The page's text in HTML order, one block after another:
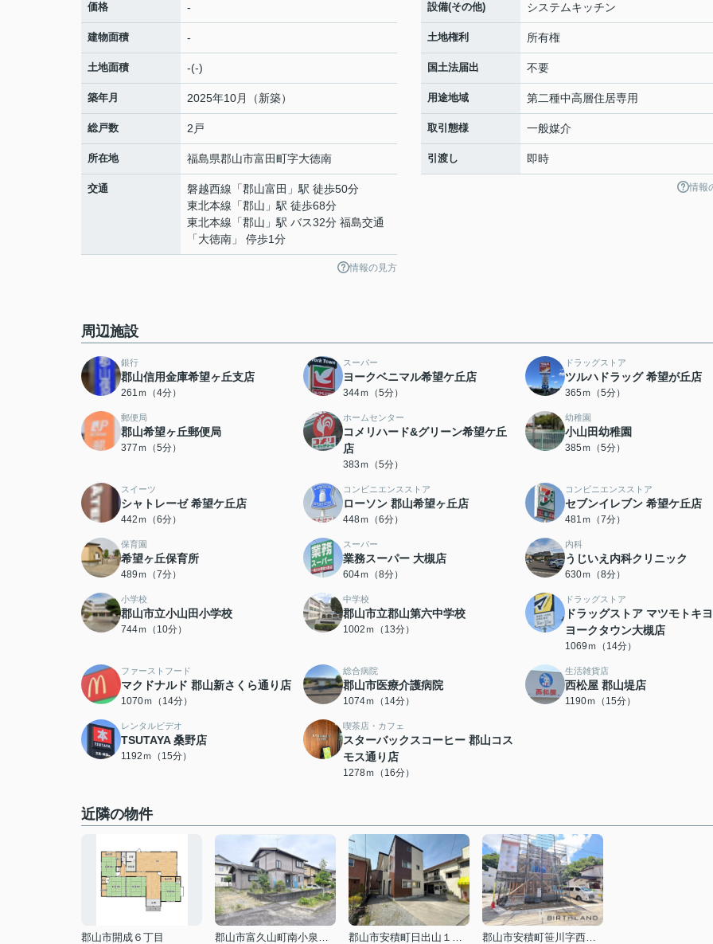
価格 -
建物面積 -
土地面積 -(-)
築年月 2025年10月（新築）
総戸数 2戸
所在地 福島県郡山市富田町字大徳南
交通 磐越西線 「郡山富田 」駅 徒歩50分
東北本線 「郡山 」駅 徒歩68分
東北本線 「郡山 」駅 バス32分 福島交通
「大徳南」 停歩1分
情報の見方
設備(その他) システムキッチン
土地権利 所有権
国土法届出 不要
用途地域 第二種中高層住居専用
取引態様 一般媒介
引渡し 即時
情報
周辺施設
銀行
郡山信用金庫希望ヶ丘支店
261ｍ（4分）
スーパー
ヨークベニマル希望ケ丘店
344ｍ（5分）
ドラッグストア
ツルハドラッグ 希望が丘店
365ｍ（5分）
郵便局
郡山希望ヶ丘郵便局
377ｍ（5分）
ホームセンター
コメリハード&グリーン希望ケ丘
店
383ｍ（5分）
幼稚園
小山田幼稚園
385ｍ（5分）
スイーツ
シャトレーゼ 希望ケ丘店
442ｍ（6分）
コンビニエンスストア
ローソン 郡山希望ヶ丘店
448ｍ（6分）
コンビニエンスストア
セブンイレブン 希望ケ丘店
481ｍ（7分）
保育園
希望ヶ丘保育所
489ｍ（7分）
スーパー
業務スーパー 大槻店
604ｍ（8分）
内科
うじいえ内科クリニック
630ｍ（8分）
小学校
郡山市立小山田小学校
744ｍ（10分）
中学校
郡山市立郡山第六中学校
1002ｍ（13分）
ドラッグストア
ドラッグストア マツモトキ
ヨークタウン大槻店
1069ｍ（14分）
ファーストフード
マクドナルド 郡山新さくら通り店
1070ｍ（14分）
総合病院
郡山市医療介護病院
1074ｍ（14分）
生活雑貨店
西松屋 郡山堤店
1190ｍ（15分）
レンタルビデオ
TSUTAYA 桑野店
1192ｍ（15分）
喫茶店・カフェ
スターバックスコーヒー 郡山コス
モス通り店
1278ｍ（16分）
近隣の物件
郡山市開成６丁目
郡山市富久山町南小泉字関場
郡山市安積町日出山１丁目
郡山市安積町笹川字西長久保